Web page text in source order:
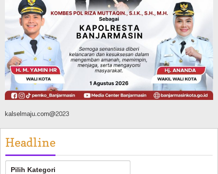
Api Sempat Berkobar, Karhutla di
Tahura Sultan Adam Berhasil
Dikendalikan
Agustus 8, 2026
kalselmaju.com@2023
Headline
Headline